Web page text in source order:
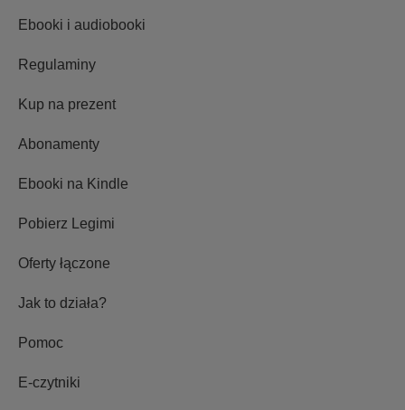
Ebooki i audiobooki
Regulaminy
Kup na prezent
Abonamenty
Ebooki na Kindle
Pobierz Legimi
Oferty łączone
Jak to działa?
Pomoc
E-czytniki